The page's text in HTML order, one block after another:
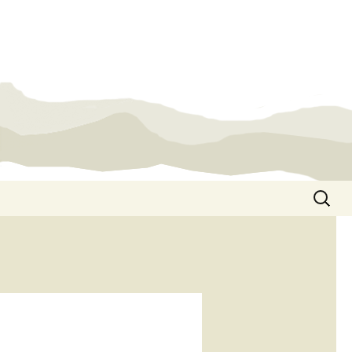
Suchen
nach: